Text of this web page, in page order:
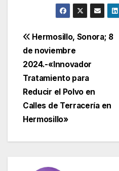
Navegación
de
entradas
Hermosillo, Sonora; 8
de noviembre
2024.-«Innovador
Tratamiento para
Reducir el Polvo en
Calles de Terracería en
Hermosillo»